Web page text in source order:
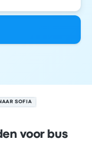
SOFIA
voor bus